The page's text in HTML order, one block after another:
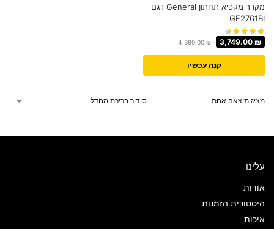
מקרר מקפיא תחתון General דגם
GE2761BI
4,390.00₪ 3,749.00 ₪
קנה עכשיו
מציג תוצאה אחת
עלינו
אודות
היסטורית הזמנות
איכות